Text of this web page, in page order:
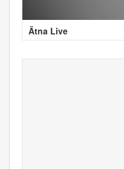
Ätna Live